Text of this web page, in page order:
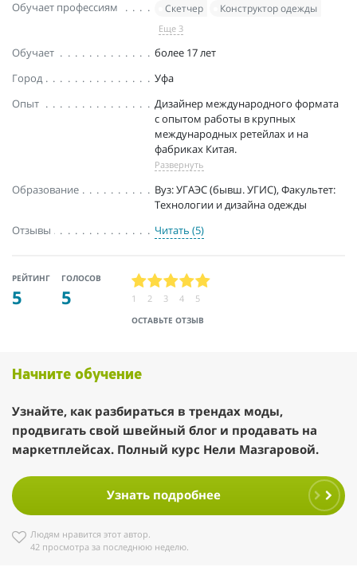
Обучает профессиям Скетчер
Конструктор одежды
Еще 3
Обучает
более 17 лет
Город
Уфа
Опыт
Дизайнер международного формата
с опытом работы в крупных
международных ретейлах и на
фабриках Китая.
Развернуть
Образование
Вуз: УГАЭС (бывш. УГИС), Факультет:
Технологии и дизайна одежды
Отзывы
Читать (5)
РЕЙТИНГ
5
ГОЛОСОВ
5
ОСТАВЬТЕ ОТЗЫВ
1 2 3 4 5
Начните обучение
Узнайте, как разбираться в трендах моды,
продвигать свой швейный блог и продавать на
маркетплейсах. Полный курс Нели Мазгаровой.
Узнать подробнее
Людям нравится этот автор.
42 просмотра за последнюю неделю.